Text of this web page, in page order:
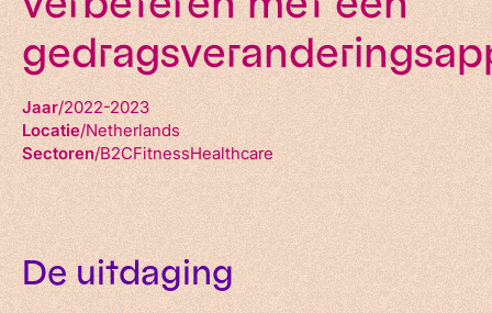
Jaar 2022-2023
Locatie Netherlands
Sectoren B2CFitnessHealthcare
De uitdaging